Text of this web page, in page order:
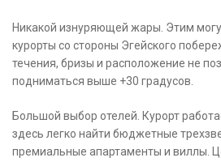
Никакой изнуряющей жары. Этим
курорты со стороны Эгейского
течения, бризы и расположение не
подниматься выше +30 градусов.
Большой выбор отелей. Курорт
здесь легко найти бюджетные
премиальные апартаменты и виллы.